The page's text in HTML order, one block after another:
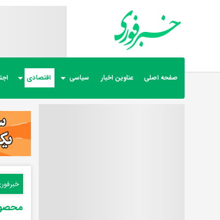
صفحه اصلی عناوین اخبار سیاسی اقتصادی